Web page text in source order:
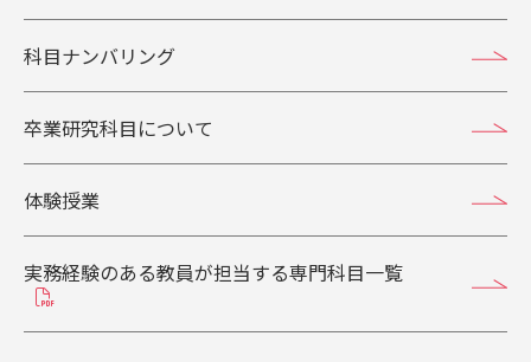
科目ナンバリング
卒業研究科目について
体験授業
実務経験のある教員が担当する専門科目一覧